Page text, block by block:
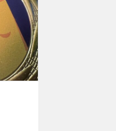
2025!